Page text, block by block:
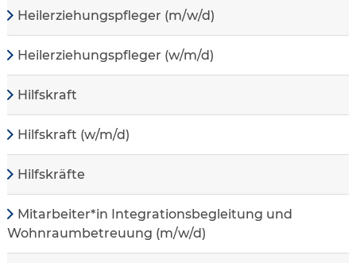
Heilerziehungspfleger (m/w/d)
Heilerziehungspfleger (w/m/d)
Hilfskraft
Hilfskraft (w/m/d)
Hilfskräfte
Mitarbeiter*in Integrationsbegleitung und
Wohnraumbetreuung (m/w/d)